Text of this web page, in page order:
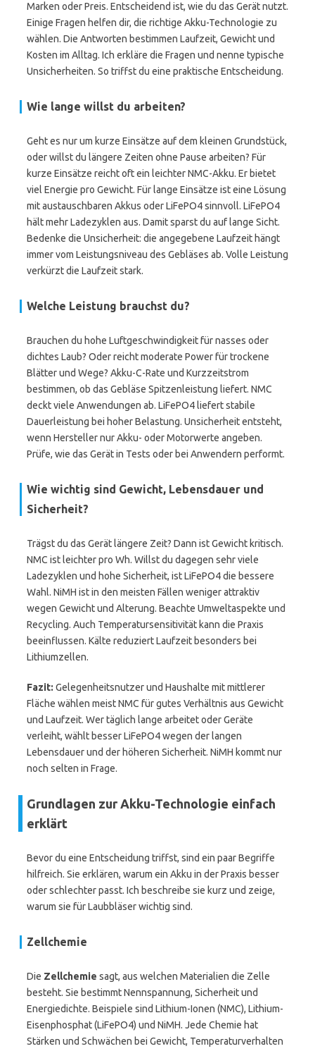
Marken oder Preis. Entscheidend ist, wie du das Gerät nutzt.
Einige Fragen helfen dir, die richtige Akku-Technologie zu
wählen. Die Antworten bestimmen Laufzeit, Gewicht und
Kosten im Alltag. Ich erkläre die Fragen und nenne typische
Unsicherheiten. So triffst du eine praktische Entscheidung.
Wie lange willst du arbeiten?
Geht es nur um kurze Einsätze auf dem kleinen Grundstück,
oder willst du längere Zeiten ohne Pause arbeiten? Für
kurze Einsätze reicht oft ein leichter NMC-Akku. Er bietet
viel Energie pro Gewicht. Für lange Einsätze ist eine Lösung
mit austauschbaren Akkus oder LiFePO4 sinnvoll. LiFePO4
hält mehr Ladezyklen aus. Damit sparst du auf lange Sicht.
Bedenke die Unsicherheit: die angegebene Laufzeit hängt
immer vom Leistungsniveau des Gebläses ab. Volle Leistung
verkürzt die Laufzeit stark.
Welche Leistung brauchst du?
Brauchen du hohe Luftgeschwindigkeit für nasses oder
dichtes Laub? Oder reicht moderate Power für trockene
Blätter und Wege? Akku-C-Rate und Kurzzeitstrom
bestimmen, ob das Gebläse Spitzenleistung liefert. NMC
deckt viele Anwendungen ab. LiFePO4 liefert stabile
Dauerleistung bei hoher Belastung. Unsicherheit entsteht,
wenn Hersteller nur Akku- oder Motorwerte angeben.
Prüfe, wie das Gerät in Tests oder bei Anwendern performt.
Wie wichtig sind Gewicht, Lebensdauer und
Sicherheit?
Trägst du das Gerät längere Zeit? Dann ist Gewicht kritisch.
NMC ist leichter pro Wh. Willst du dagegen sehr viele
Ladezyklen und hohe Sicherheit, ist LiFePO4 die bessere
Wahl. NiMH ist in den meisten Fällen weniger attraktiv
wegen Gewicht und Alterung. Beachte Umweltaspekte und
Recycling. Auch Temperatursensitivität kann die Praxis
beeinflussen. Kälte reduziert Laufzeit besonders bei
Lithiumzellen.
Fazit: Gelegenheitsnutzer und Haushalte mit mittlerer
Fläche wählen meist NMC für gutes Verhältnis aus Gewicht
und Laufzeit. Wer täglich lange arbeitet oder Geräte
verleiht, wählt besser LiFePO4 wegen der langen
Lebensdauer und der höheren Sicherheit. NiMH kommt nur
noch selten in Frage.
Grundlagen zur Akku-Technologie einfach
erklärt
Bevor du eine Entscheidung triffst, sind ein paar Begriffe
hilfreich. Sie erklären, warum ein Akku in der Praxis besser
oder schlechter passt. Ich beschreibe sie kurz und zeige,
warum sie für Laubbläser wichtig sind.
Zellchemie
Die Zellchemie sagt, aus welchen Materialien die Zelle
besteht. Sie bestimmt Nennspannung, Sicherheit und
Energiedichte. Beispiele sind Lithium-Ionen (NMC), Lithium-
Eisenphosphat (LiFePO4) und NiMH. Jede Chemie hat
Stärken und Schwächen bei Gewicht, Temperaturverhalten